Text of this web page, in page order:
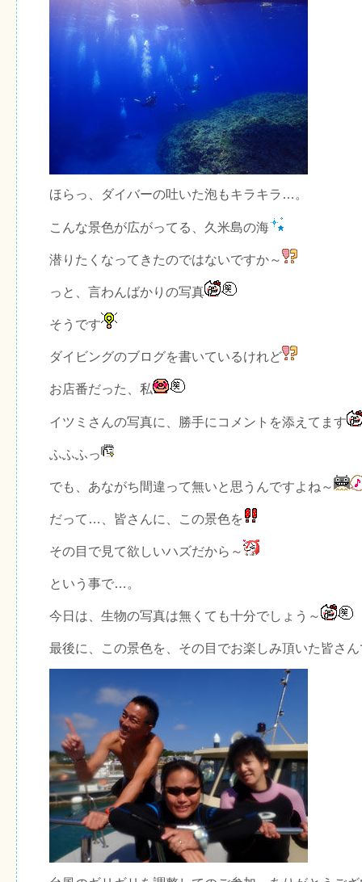
ほらっ、ダイバーの吐いた泡もキラキラ…。
こんな景色が広がってる、久米島の海
潜りたくなってきたのではないですか～
っと、言わんばかりの写真
そうです
ダイビングのブログを書いているけれど
お店番だった、私
イツミさんの写真に、勝手にコメントを添えてます
ふふふっ
でも、あながち間違って無いと思うんですよね～
だって…、皆さんに、この景色を
その目で見て欲しいハズだから～
という事で…。
今日は、生物の写真は無くても十分でしょう～
最後に、この景色を、その目でお楽しみ頂いた皆さ